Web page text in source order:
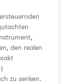
den realen
zu senken.